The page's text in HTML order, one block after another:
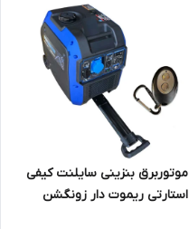
موتوربرق بنزینی سایلنت کیفی
استارتی ریموت دار زونگشن